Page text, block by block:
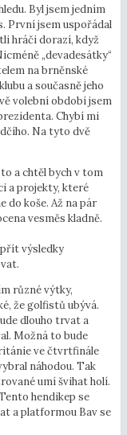
Byl jsem jedním
První jsem uspořádal
hráči dorazí, když
„devadesátky“
na brněnské
a současně jeho
volební období jsem
Chybí mi
Na tyto dvě
a chtěl bych v tom
a projekty, které
do koše. Až na pár
vesměs kladně.
výsledky
různé výtky,
že golfistů ubývá.
dlouho trvat a
Možná to bude
ve čtvrtfinále
náhodou. Tak
umí švihat holí.
hendikep se
a platformou Bav se